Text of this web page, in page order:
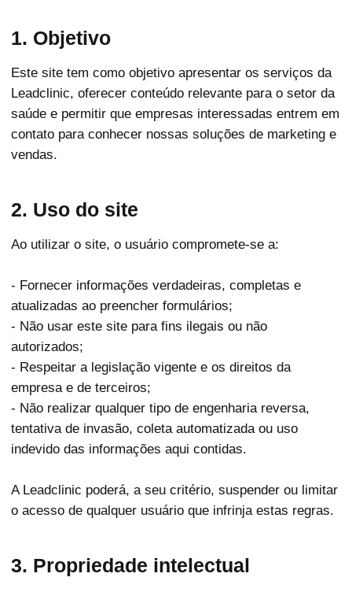
1. Objetivo
Este site tem como objetivo apresentar os serviços da
Leadclinic, oferecer conteúdo relevante para o setor da
saúde e permitir que empresas interessadas entrem em
contato para conhecer nossas soluções de marketing e
vendas.
2. Uso do site
Ao utilizar o site, o usuário compromete-se a:
- Fornecer informações verdadeiras, completas e
atualizadas ao preencher formulários;
- Não usar este site para fins ilegais ou não
autorizados;
- Respeitar a legislação vigente e os direitos da
empresa e de terceiros;
- Não realizar qualquer tipo de engenharia reversa,
tentativa de invasão, coleta automatizada ou uso
indevido das informações aqui contidas.
A Leadclinic poderá, a seu critério, suspender ou limitar
o acesso de qualquer usuário que infrinja estas regras.
3. Propriedade intelectual